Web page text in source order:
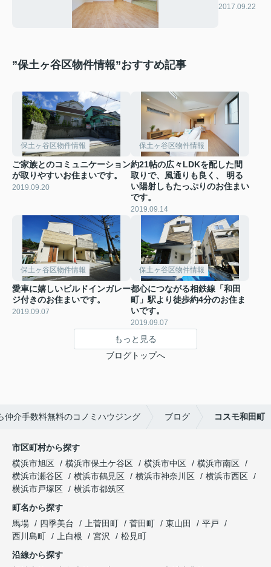
2017.09.22
”保土ヶ谷区物件情報”おすすめ記事
保土ヶ谷区物件情報
ご家族とのコミュニケーション
が取りやすいお住まいです。
2019.09.20
保土ヶ谷区物件情報
約21帖の広々LDKを配した間
取りで、風通りも良く、 明る
い陽射しもたっぷりのお住まい
です。
2019.09.14
保土ヶ谷区物件情報
愛車に嬉しいビルドインガレー
ジ付きのお住まいです。
2019.09.07
保土ヶ谷区物件情報
都心につながる相鉄線「和田
町」駅より徒歩約4分のお住ま
いです。
2019.09.07
もっと見る
ブログトップへ
仲介手数料無料のコノミハウジング ブログ コスモ和田町
市区町村から探す
横浜市旭区
横浜市保土ケ谷区 横浜市中区
横浜市南区
横浜市瀬谷区
横浜市鶴見区 横浜市神奈川区
横浜市西区
横浜市戸塚区
横浜市都筑区
町名から探す
馬場
四季美台 上菅田町 菅田町 東山田
平戸
西川島町
上白根 宮沢
松見町
沿線から探す